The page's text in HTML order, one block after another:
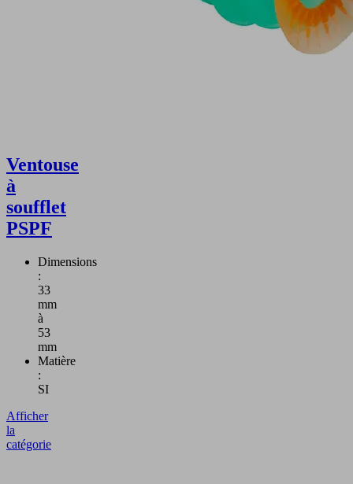
Ventouse
à
soufflet
PSPF
Dimensions
:
33
mm
à
53
mm
Matière
:
SI
Afficher
la
catégorie